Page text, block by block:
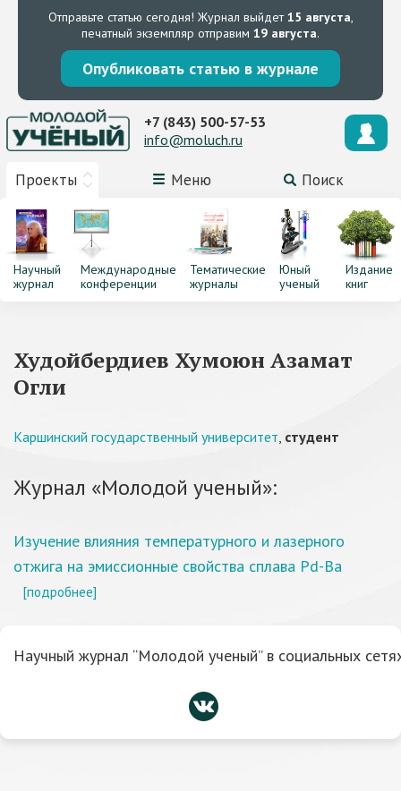
Отправьте статью сегодня! Журнал выйдет15 августа,
печатный экземпляр отправим 19 августа.
Опубликовать статью в журнале
Проекты Меню Поиск
+7 (843) 500-57-53
info@moluch.ru
Научный
журнал
Международные
конференции
Тематические
журналы
Юный
ученый
Издание
книг
Худойбердиев Хумоюн Азамат
Огли
Каршинский государственный университет, студент
Журнал «Молодой ученый»:
Изучение влияния температурного и лазерного
отжига на эмиссионные свойства сплава Pd-Ba
[подробнее]
Научный журнал “Молодой ученый” в социальных